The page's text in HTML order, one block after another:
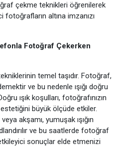
çekme teknikleri öğrenilerek
altına imzanızı
Fotoğraf Çekerken
temel taşıdır. Fotoğraf,
ve bu nedenle ışığı doğru
ışık koşulları, fotoğrafınızın
büyük ölçüde etkiler.
akşamı, yumuşak ışığın
ve bu saatlerde fotoğraf
sonuçlar elde etmenizi